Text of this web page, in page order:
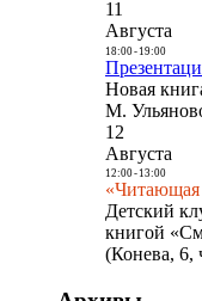
11
Августа
18:00- 19:00
Новая
М.
12
Августа
12:00- 13:00
Детский
книгой
(Конева, 6,